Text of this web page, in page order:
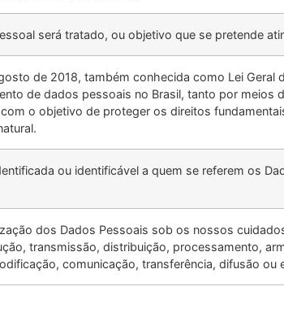
será tratado, ou objetivo que se pretende
de 2018, também conhecida como Lei Geral
de dados pessoais no Brasil, tanto por
o objetivo de proteger os direitos
ou identificável a quem se referem os
dos Dados Pessoais sob os nossos
transmissão, distribuição, processamento,
comunicação, transferência, difusão ou